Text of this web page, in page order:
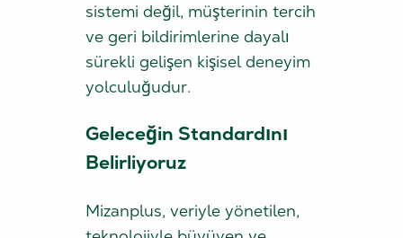
sistemi değil, müşterinin tercih
ve geri bildirimlerine dayalı
sürekli gelişen kişisel deneyim
yolculuğudur.
Geleceğin Standardını
Belirliyoruz
Mizanplus, veriyle yönetilen,